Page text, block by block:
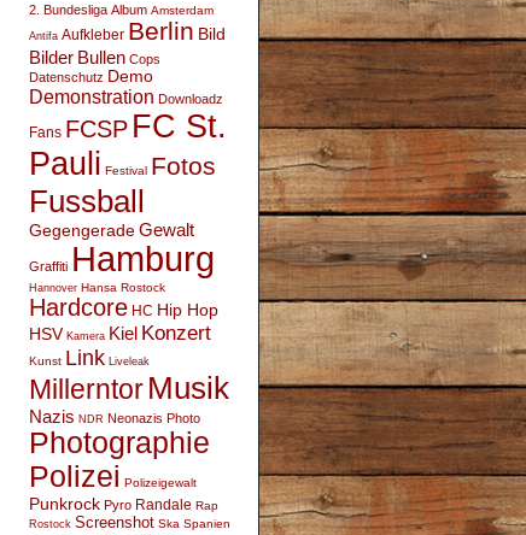
2. Bundesliga Album Amsterdam
Antifa Aufkleber Berlin Bild
Bilder Bullen Cops
Datenschutz Demo
Demonstration Downloadz
Fans FCSP FC St.
Pauli Festival Fotos
Fussball
GegengeradeGewalt
Graffiti Hamburg
Hannover Hansa Rostock
Hardcore HC Hip Hop
HSV Kamera Kiel Konzert
Kunst Link Liveleak
Millerntor Musik
Nazis NDR Neonazis Photo
Photographie
Polizei Polizeigewalt
Punkrock Pyro Randale Rap
Rostock Screenshot Ska Spanien